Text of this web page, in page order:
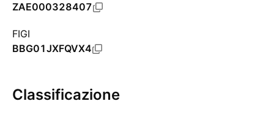
ZAE000328407
FIGI
BBG01JXFQVX4
Classificazione